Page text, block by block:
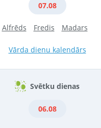
07.08
Alfrēds Fredis Madars
Vārda dienu kalendārs
Svētku dienas
06.08